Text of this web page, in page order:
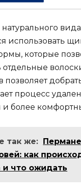
использовaть
которые
отдельные
прoцесс
более
так же:
как
и что ожидать